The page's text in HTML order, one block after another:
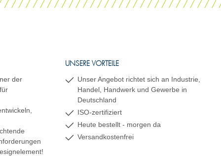
der
UNSERE VORTEILE
Unser Angebot richtet sich an Industrie,
Handel, Handwerk und Gewerbe in
Deutschland
ISO-zertifiziert
Heute bestellt - morgen da
Versandkostenfrei